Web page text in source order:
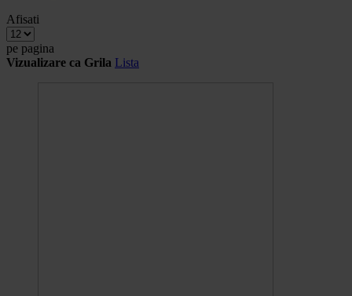
Afisati
pe pagina
Vizualizare ca Grila Lista